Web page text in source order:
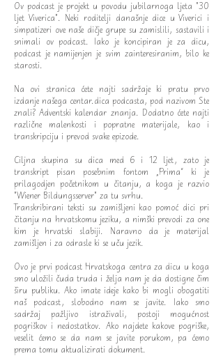
Ov podcast je projekt u povodu jubilarnoga ljeta "30
ljet Viverica". Neki roditelji današnje dice u Viverici i
simpatizeri ove naše dičje grupe su zamislili, sastavili i
snimali ov podcast. Iako je koncipiran je za dicu,
podcast je namijenjen je svim zainteresiranim, bilo ke
starosti.
Na ovi stranica ćete najti sadržaje ki pratu prvo
izdanje našega centar.dica podcasta, pod nazivom Ste
znali? Adventski kalendar znanja. Dodatno ćete najti
različne malenkosti i popratne materijale, kao i
transkripciju i prevod svake epizode.
Ciljna skupina su dica med 6 i 12 ljet, zato je
transkript pisan posebnim fontom „Prima“ ki je
prilagodjen početnikom u čitanju, a koga je razvio
"Wiener Bildungsserver" za tu svrhu.
Transkribirani teksti su zamišljeni kao pomoć dici pri
čitanju na hrvatskomu jeziku, a nimški prevodi za one
kim je hrvatski slabiji. Naravno da je materijal
zamišljen i za odrasle ki se uču jezik.
Ovo je prvi podcast Hrvatskoga centra za dicu u koga
smo uložili čuda truda i želja nam je da dostigne čim
širu publiku. Ako imate ideje kako bi mogli obogatiti
naš podcast, slobodno nam se javite. Iako smo
sadržaj pažljivo istraživali, postoji mogućnost
pogriškov i nedostatkov. Ako najdete kakove pogriške,
veselit ćemo se da nam se javite porukom, pa ćemo
prema tomu aktualizirati dokument.